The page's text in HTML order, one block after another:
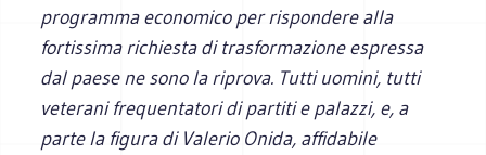
programma economico per rispondere alla
fortissima richiesta di trasformazione espressa
dal paese ne sono la riprova. Tutti uomini, tutti
veterani frequentatori di partiti e palazzi, e, a
parte la figura di Valerio Onida, affidabile